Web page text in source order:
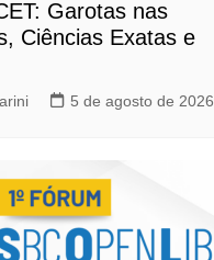
Garotas nas
Ciências Exatas e
5 de agosto de 2026